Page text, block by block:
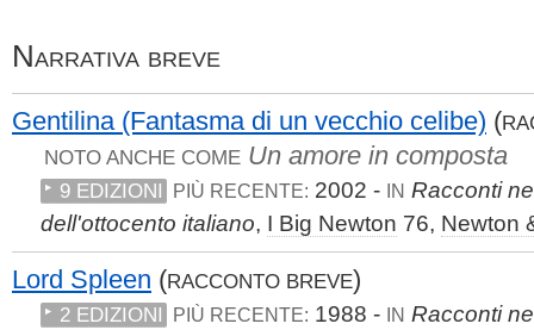
Narrativa breve
Gentilina (Fantasma di un vecchio celibe) (
NOTO ANCHE COME Un amore in composta
9 EDIZIONI PIÙ RECENTE: 2002 - IN Racconti
dell'ottocento italiano, I Big Newton 76, Newton
Lord Spleen (RACCONTO BREVE)
2 EDIZIONI PIÙ RECENTE: 1988 - IN Racconti